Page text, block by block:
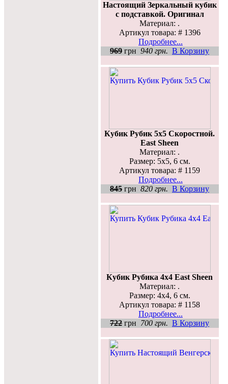
Настоящий Зеркальный кубик
с подставкой. Оригинал
Материал: .
Артикул товара: # 1396
Подробнее...
969 грн 940 грн. В Корзину
Кубик Рубик 5х5 Скоростной.
East Sheen
Материал: .
Размер: 5x5, 6 см.
Артикул товара: # 1159
Подробнее...
845 грн 820 грн. В Корзину
Кубик Рубика 4х4 East Sheen
Материал: .
Размер: 4x4, 6 см.
Артикул товара: # 1158
Подробнее...
722 грн 700 грн. В Корзину